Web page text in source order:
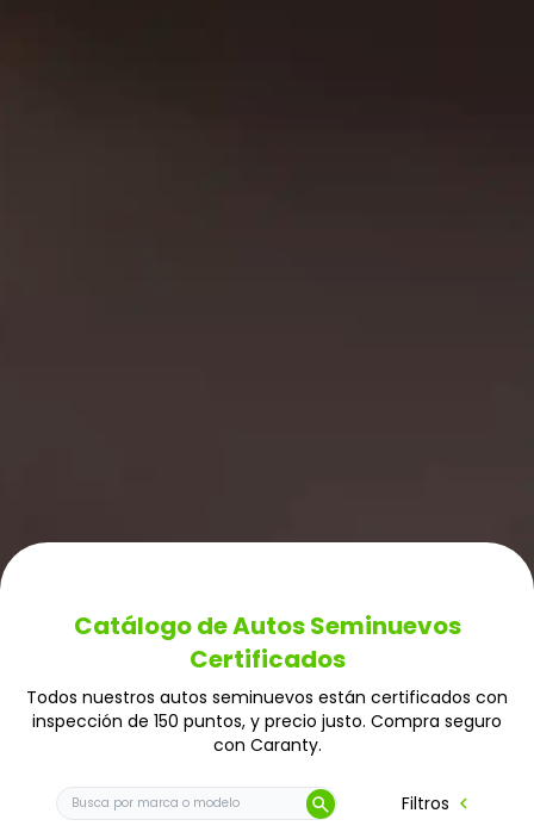
Catálogo de Autos Seminuevos
Certificados
Todos nuestros autos seminuevos están certificados con
inspección de 150 puntos, y precio justo. Compra seguro
con Caranty.
Buscar auto por marca o modelo
search Filtros chevron_left